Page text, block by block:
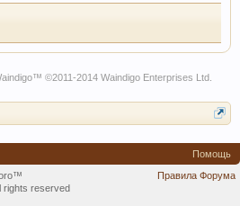
™ ©2011-2014 Waindigo Enterprises Ltd.
Помощь
Правила Форума
rights reserved